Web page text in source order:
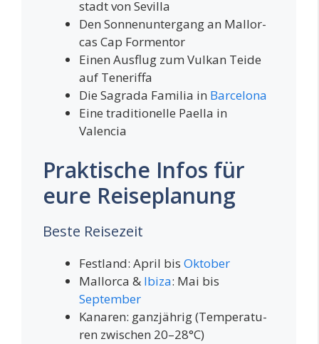
stadt von Sevilla
Den Son­nen­un­ter­gang an Mal­lor­
cas Cap Formentor
Einen Aus­flug zum Vul­kan Tei­de
auf Teneriffa
Die Sagra­da Fami­lia in Bar­ce­lo­na
Eine tra­di­tio­nel­le Pael­la in
Valencia
Praktische Infos für
eure Reiseplanung
Beste Reisezeit
Fest­land: April bis Oktober
Mal­lor­ca & Ibi­za: Mai bis
September
Kana­ren: ganz­jäh­rig (Tem­pe­ra­tu­
ren zwi­schen 20–28°C)